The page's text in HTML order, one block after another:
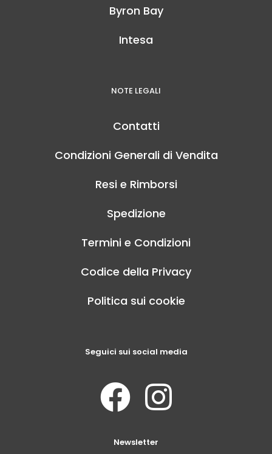
Byron Bay
Intesa
NOTE LEGALI
Contatti
Condizioni Generali di Vendita
Resi e Rimborsi
Spedizione
Termini e Condizioni
Codice della Privacy
Politica sui cookie
Seguici sui social media
Newsletter